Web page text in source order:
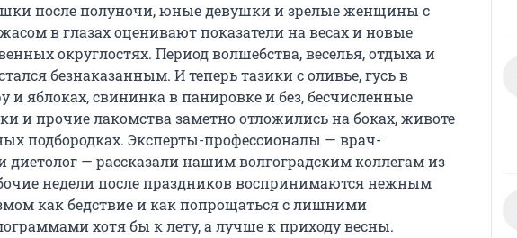
после полуночи, юные девушки и зрелые женщины с
в глазах оценивают показатели на весах и новые
округлостях. Период волшебства, веселья, отдыха и
безнаказанным. И теперь тазики с оливье, гусь в
и яблоках, свининка в панировке и без, бесчисленные
и прочие лакомства заметно отложились на боках, животе
подбородках. Эксперты-профессионалы — врач-
диетолог — рассказали нашим волгоградским коллегам из
недели после праздников воспринимаются нежным
как бедствие и как попрощаться с лишними
хотя бы к лету, а лучше к приходу весны.